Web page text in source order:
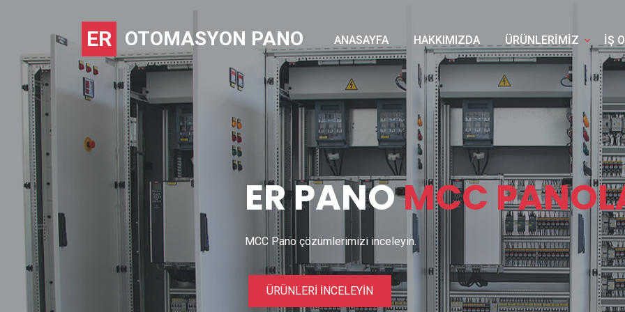
ER OTOMASYON PANO ANASAYFA HAKKIMIZDA ÜRÜNLERİMİZ İŞ
ER PANOMCC
MCC Pano çözümlerimizi inceleyin.
ÜRÜNLERİ İNCELEYİN
Önceki